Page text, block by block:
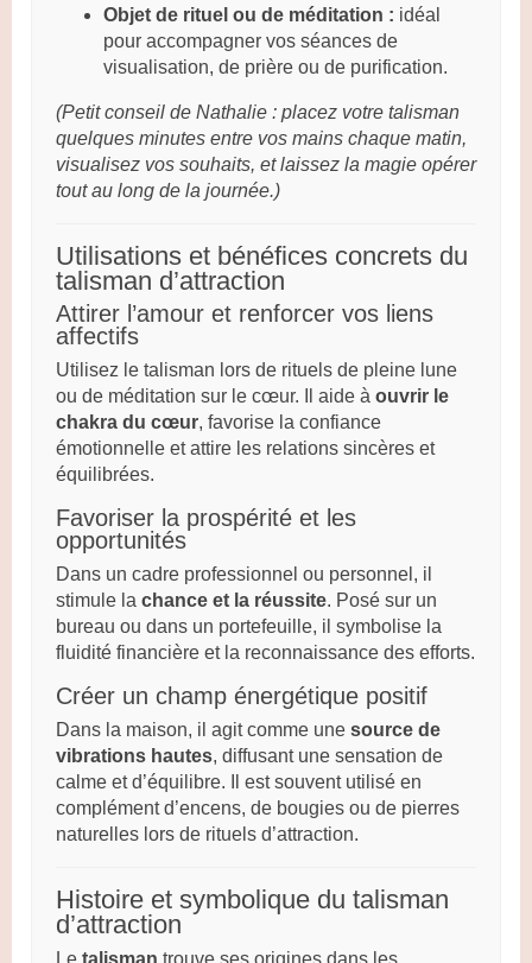
Objet de rituel ou de méditation : idéal
pour accompagner vos séances de
visualisation, de prière ou de purification.
(Petit conseil de Nathalie : placez votre talisman
quelques minutes entre vos mains chaque matin,
visualisez vos souhaits, et laissez la magie opérer
tout au long de la journée.)
Utilisations et bénéfices concrets du
talisman d’attraction
Attirer l’amour et renforcer vos liens
affectifs
Utilisez le talisman lors de rituels de pleine lune
ou de méditation sur le cœur. Il aide à ouvrir le
chakra du cœur, favorise la confiance
émotionnelle et attire les relations sincères et
équilibrées.
Favoriser la prospérité et les
opportunités
Dans un cadre professionnel ou personnel, il
stimule la chance et la réussite. Posé sur un
bureau ou dans un portefeuille, il symbolise la
fluidité financière et la reconnaissance des efforts.
Créer un champ énergétique positif
Dans la maison, il agit comme une source de
vibrations hautes, diffusant une sensation de
calme et d’équilibre. Il est souvent utilisé en
complément d’encens, de bougies ou de pierres
naturelles lors de rituels d’attraction.
Histoire et symbolique du talisman
d’attraction